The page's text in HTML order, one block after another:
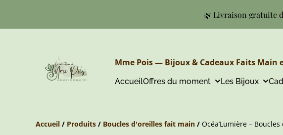
🌿 Livraison gratuite
Mme Pois — Bijoux & Cadeaux Faits Main
AccueilOffres du moment Les Bijoux
Accueil / Produits / Boucles d'oreilles fait main / Océa’Lumière –